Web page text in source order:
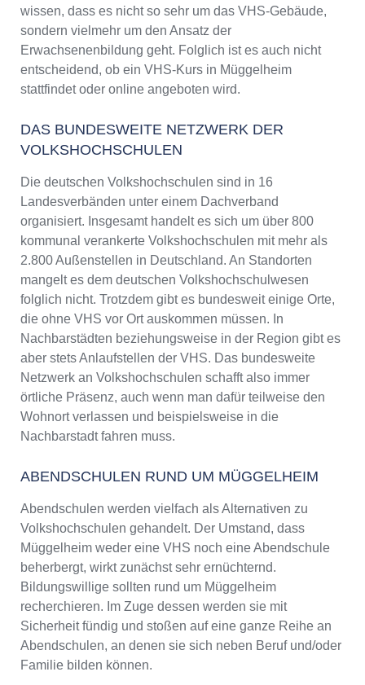
wissen, dass es nicht so sehr um das VHS-Gebäude,
sondern vielmehr um den Ansatz der
Erwachsenenbildung geht. Folglich ist es auch nicht
entscheidend, ob ein VHS-Kurs in Müggelheim
stattfindet oder online angeboten wird.
DAS BUNDESWEITE NETZWERK DER
VOLKSHOCHSCHULEN
Die deutschen Volkshochschulen sind in 16
Landesverbänden unter einem Dachverband
organisiert. Insgesamt handelt es sich um über 800
kommunal verankerte Volkshochschulen mit mehr als
2.800 Außenstellen in Deutschland. An Standorten
mangelt es dem deutschen Volkshochschulwesen
folglich nicht. Trotzdem gibt es bundesweit einige Orte,
die ohne VHS vor Ort auskommen müssen. In
Nachbarstädten beziehungsweise in der Region gibt es
aber stets Anlaufstellen der VHS. Das bundesweite
Netzwerk an Volkshochschulen schafft also immer
örtliche Präsenz, auch wenn man dafür teilweise den
Wohnort verlassen und beispielsweise in die
Nachbarstadt fahren muss.
ABENDSCHULEN RUND UM MÜGGELHEIM
Abendschulen werden vielfach als Alternativen zu
Volkshochschulen gehandelt. Der Umstand, dass
Müggelheim weder eine VHS noch eine Abendschule
beherbergt, wirkt zunächst sehr ernüchternd.
Bildungswillige sollten rund um Müggelheim
recherchieren. Im Zuge dessen werden sie mit
Sicherheit fündig und stoßen auf eine ganze Reihe an
Abendschulen, an denen sie sich neben Beruf und/oder
Familie bilden können.